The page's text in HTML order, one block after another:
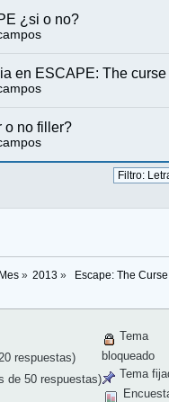
¿si o no?
en ESCAPE: The
o no filler?
» 2013 » Escape: The
respuestas)
de 50 respuestas)
Tema
bloqueado
Tema